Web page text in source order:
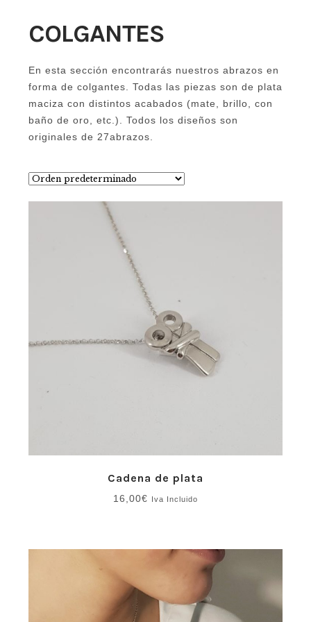
COLGANTES
En esta sección encontrarás nuestros abrazos en
forma de colgantes. Todas las piezas son de plata
maciza con distintos acabados (mate, brillo, con
baño de oro, etc.). Todos los diseños son
originales de 27abrazos.
Cadena de plata
16,00€ Iva Incluido